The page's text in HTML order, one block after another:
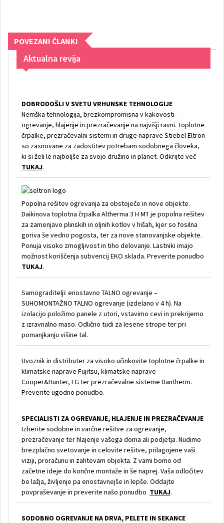
POVEZANI ČLANKI
Aktualna revija
DOBRODOŠLI V SVETU VRHUNSKE TEHNOLOGIJE
Nemška tehnologija, brezkompromisna v kakovosti –
ogrevanje, hlajenje in prezračevanje na najvišji ravni. Toplotne
črpalke, prezračevalni sistemi in druge naprave Stiebel Eltron
so zasnovane za zadostitev potrebam sodobnega človeka,
ki si želi le najboljše za svojo družino in planet. Odkrijte več
TUKAJ.
Popolna rešitev ogrevanja za obstoječe in nove objekte.
Daikinova toplotna črpalka Altherma 3 H MT je popolna rešitev
za zamenjavo plinskih in oljnih kotlov v hišah, kjer so fosilna
goriva še vedno pogosta, ter za nove stanovanjske objekte.
Ponuja visoko zmogljivost in tiho delovanje. Lastniki imajo
možnost koriščenja subvencij EKO sklada. Preverite ponudbo
TUKAJ.
Samograditelji: enostavno TALNO ogrevanje –
SUHOMONTAŽNO TALNO ogrevanje (izdelano v 4 h). Na
izolacijo položimo panele z utori, vstavimo cevi in prekrijemo
z izravnalno maso. Odlično tudi za lesene strope ter pri
pomanjkanju višine tal.
Uvoznik in distributer za visoko učinkovite toplotne črpalke in
klimatske naprave Fujitsu, klimatske naprave
Cooper&Hunter, LG ter prezračevalne sisteme Dantherm.
Preverite ugodno ponudbo.
SPECIALISTI ZA OGREVANJE, HLAJENJE IN PREZRAČEVANJE
Izberite sodobne in varčne rešitve za ogrevanje,
prezračevanje ter hlajenje vašega doma ali podjetja. Nudimo
brezplačno svetovanje in celovite rešitve, prilagojene vaši
viziji, proračunu in zahtevam objekta. Z vami bomo od
začetne ideje do končne montaže in še naprej. Vaša odločitev
bo lažja, življenje pa enostavnejše in lepše. Oddajte
povpraševanje in preverite našo ponudbo TUKAJ.
SODOBNO OGREVANJE NA DRVA, PELETE IN SEKANCE